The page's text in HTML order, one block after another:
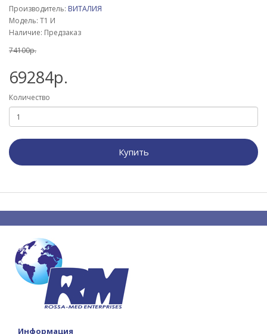
Производитель: ВИТАЛИЯ
Модель: Т1 И
Наличие: Предзаказ
74100р.
69284р.
Количество
Купить
Информация